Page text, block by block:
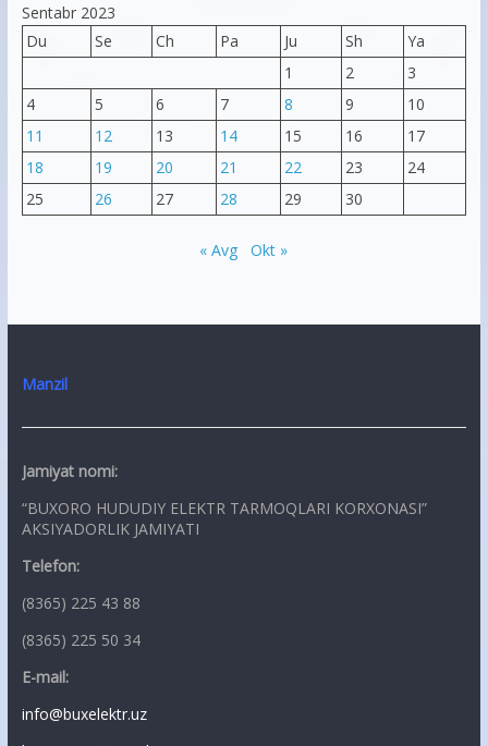
Sentabr 2023
Du
Se Ch Pa Ju Sh
Ya
1
2
3
4
5 6 7 8 9
10
11
12 13 14 15 16
17
18
19 20 21 22 23
24
25
26 27 28 29 30
« Avg Okt »
Manzil
Jamiyat nomi:
“BUXORO HUDUDIY ELEKTR TARMOQLARI KORXONASI”
AKSIYADORLIK JAMIYATI
Telefon:
(8365) 225 43 88
(8365) 225 50 34
E-mail:
info@buxelektr.uz